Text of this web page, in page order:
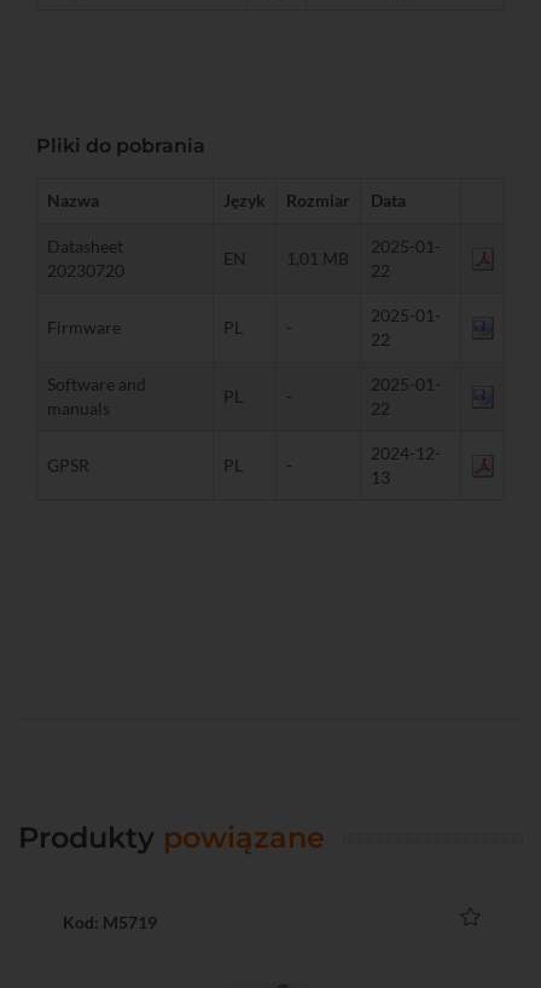
Pliki do pobrania
Nazwa Język Rozmiar Data
Datasheet
20230720
EN 1,01 MB
2025-01-
22
Firmware PL -
2025-01-
22
Software and
manuals
PL -
2025-01-
22
GPSR PL -
2024-12-
13
Produkty powiązane
Kod: M5719